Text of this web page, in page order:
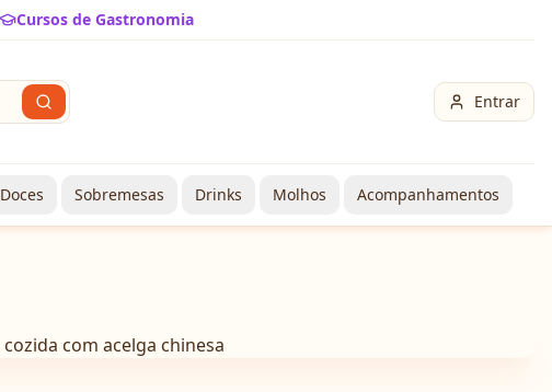
Cursos de Gastronomia
Entrar
Doces Sobremesas Drinks Molhos Acompanhamentos